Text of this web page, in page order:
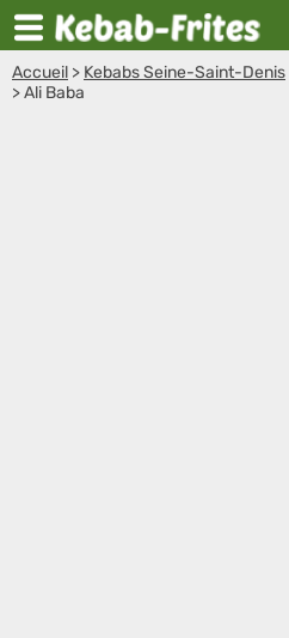
Accueil > Kebabs Seine-Saint-Denis
>Ali Baba